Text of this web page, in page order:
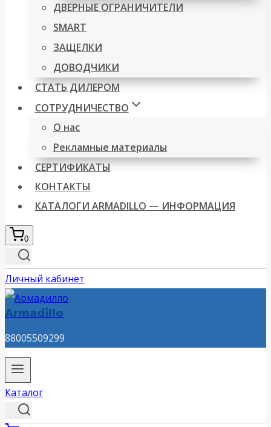
ДВЕРНЫЕ ОГРАНИЧИТЕЛИ
SMART
ЗАЩЕЛКИ
ДОВОДЧИКИ
СТАТЬ ДИЛЕРОМ
СОТРУДНИЧЕСТВО
О нас
Рекламные материалы
СЕРТИФИКАТЫ
КОНТАКТЫ
КАТАЛОГИ ARMADILLO — ИНФОРМАЦИЯ
0
Личный кабинет
Armadillo
88005509299
Каталог